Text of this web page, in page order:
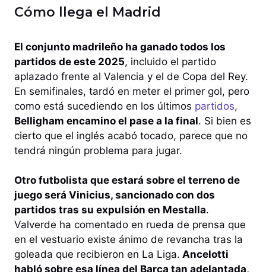
Cómo llega el Madrid
El conjunto madrileño ha ganado todos los
partidos de este 2025, incluido el partido
aplazado frente al Valencia y el de Copa del Rey.
En semifinales, tardó en meter el primer gol, pero
como está sucediendo en los últimos partidos,
Belligham encamino el pase a la final. Si bien es
cierto que el inglés acabó tocado, parece que no
tendrá ningún problema para jugar.
Otro futbolista que estará sobre el terreno de
juego será Vinicius, sancionado con dos
partidos tras su expulsión en Mestalla.
Valverde ha comentado en rueda de prensa que
en el vestuario existe ánimo de revancha tras la
goleada que recibieron en La Liga. Ancelotti
habló sobre esa línea del Barça tan adelantada,